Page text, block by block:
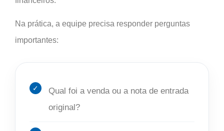
Na prática, a equipe precisa responder perguntas
importantes:
Qual foi a venda ou a nota de entrada
original?